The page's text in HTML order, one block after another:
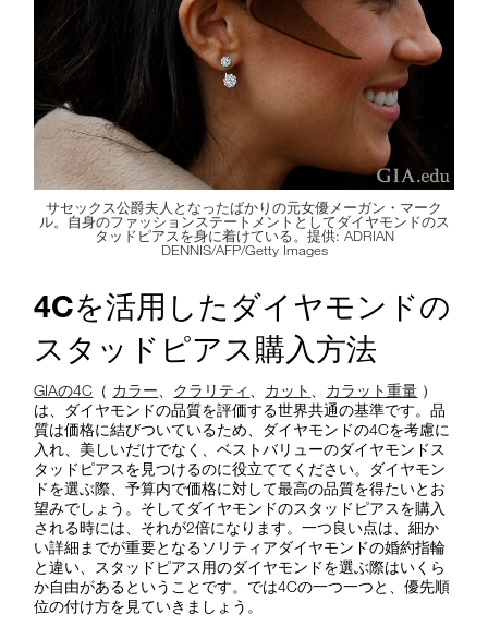
サセックス公爵夫人となったばかりの元女優メーガン・マーク
ル。自身のファッションステートメントとしてダイヤモンドのス
タッドピアスを身に着けている。提供: ADRIAN
DENNIS/AFP/Getty Images
4Cを活用したダイヤモンドの
スタッドピアス購入方法
GIAの4C （ カラー クラリティ カット カラット重量 ）
は、ダイヤモンドの品質を評価する世界共通の基準です。品
質は価格に結びついているため、ダイヤモンドの4Cを考慮に
入れ、美しいだけでなく、ベストバリューのダイヤモンドス
タッドピアスを見つけるのに役立ててください。ダイヤモン
ドを選ぶ際、予算内で価格に対して最高の品質を得たいとお
望みでしょう。そしてダイヤモンドのスタッドピアスを購入
される時には、それが2倍になります。一つ良い点は、細か
い詳細までが重要となるソリティアダイヤモンドの婚約指輪
と違い、スタッドピアス用のダイヤモンドを選ぶ際はいくら
か自由があるということです。では4Cの一つ一つと、優先順
位の付け方を見ていきましょう。